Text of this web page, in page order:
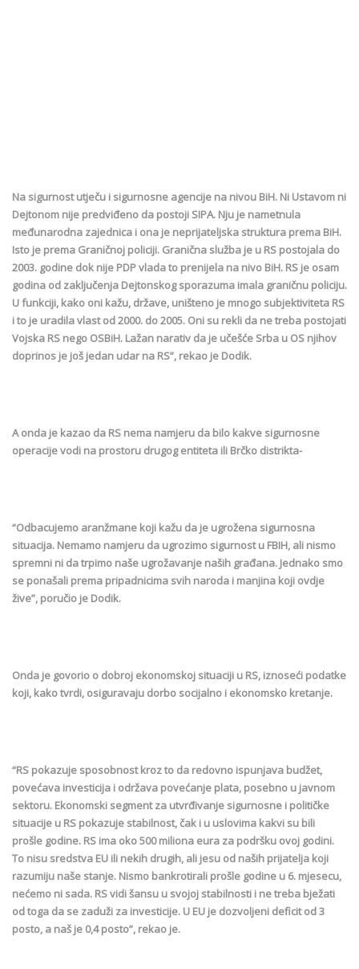
Na sigurnost utječu i sigurnosne agencije na nivou BiH. Ni Ustavom ni
Dejtonom nije predviđeno da postoji SIPA. Nju je nametnula
međunarodna zajednica i ona je neprijateljska struktura prema BiH.
Isto je prema Graničnoj policiji. Granična služba je u RS postojala do
2003. godine dok nije PDP vlada to prenijela na nivo BiH. RS je osam
godina od zaključenja Dejtonskog sporazuma imala graničnu policiju.
U funkciji, kako oni kažu, države, uništeno je mnogo subjektiviteta RS
i to je uradila vlast od 2000. do 2005. Oni su rekli da ne treba postojati
Vojska RS nego OSBiH. Lažan narativ da je učešće Srba u OS njihov
doprinos je još jedan udar na RS”, rekao je Dodik.
A onda je kazao da RS nema namjeru da bilo kakve sigurnosne
operacije vodi na prostoru drugog entiteta ili Brčko distrikta-
“Odbacujemo aranžmane koji kažu da je ugrožena sigurnosna
situacija. Nemamo namjeru da ugrozimo sigurnost u FBIH, ali nismo
spremni ni da trpimo naše ugrožavanje naših građana. Jednako smo
se ponašali prema pripadnicima svih naroda i manjina koji ovdje
žive”, poručio je Dodik.
Onda je govorio o dobroj ekonomskoj situaciji u RS, iznoseći podatke
koji, kako tvrdi, osiguravaju dorbo socijalno i ekonomsko kretanje.
“RS pokazuje sposobnost kroz to da redovno ispunjava budžet,
povećava investicija i održava povećanje plata, posebno u javnom
sektoru. Ekonomski segment za utvrđivanje sigurnosne i političke
situacije u RS pokazuje stabilnost, čak i u uslovima kakvi su bili
prošle godine. RS ima oko 500 miliona eura za podršku ovoj godini.
To nisu sredstva EU ili nekih drugih, ali jesu od naših prijatelja koji
razumiju naše stanje. Nismo bankrotirali prošle godine u 6. mjesecu,
nećemo ni sada. RS vidi šansu u svojoj stabilnosti i ne treba bježati
od toga da se zaduži za investicije. U EU je dozvoljeni deficit od 3
posto, a naš je 0,4 posto”, rekao je.